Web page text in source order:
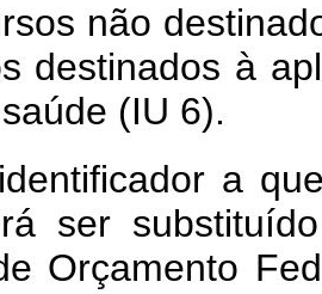
não
destinados à
(IU 6).
a
ser
Orçamento